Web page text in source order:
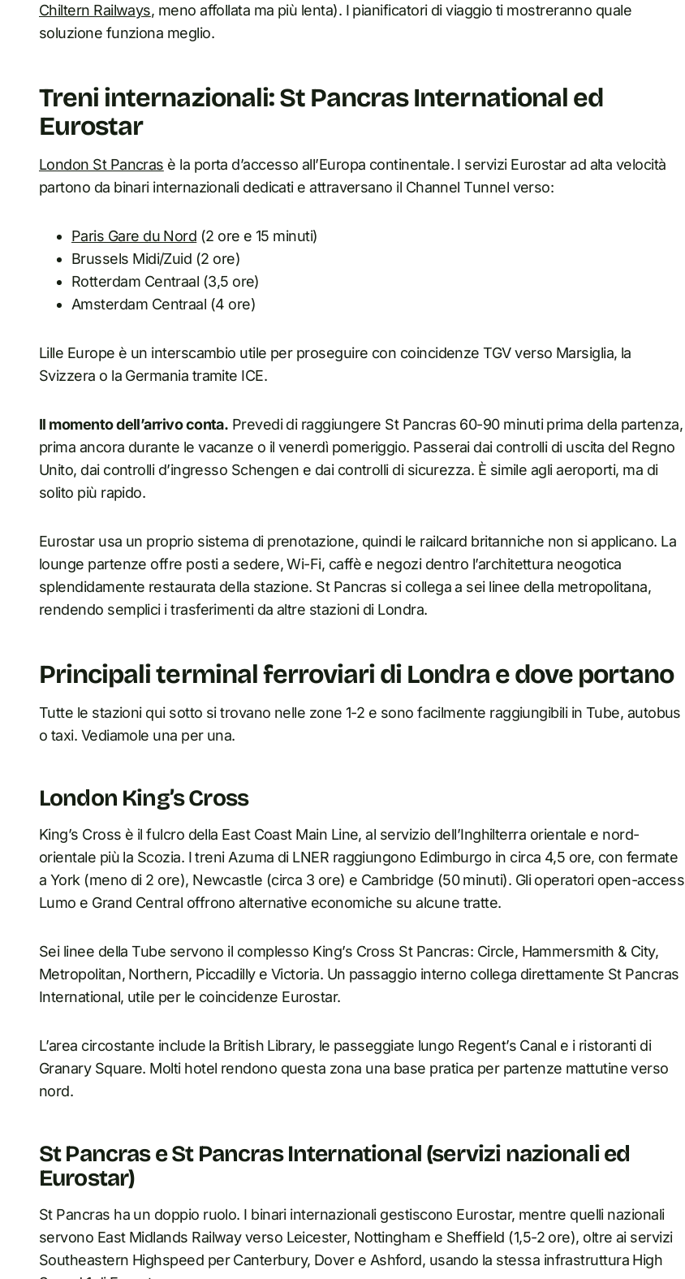
Chiltern Railways, meno affollata ma più lenta). I pianificatori di viaggio ti mostreranno quale
soluzione funziona meglio.
Treni internazionali: St Pancras International ed
Eurostar
London St Pancras è la porta d’accesso all’Europa continentale. I servizi Eurostar ad alta velocità
partono da binari internazionali dedicati e attraversano il Channel Tunnel verso:
Paris Gare du Nord (2 ore e 15 minuti)
Brussels Midi/Zuid (2 ore)
Rotterdam Centraal (3,5 ore)
Amsterdam Centraal (4 ore)
Lille Europe è un interscambio utile per proseguire con coincidenze TGV verso Marsiglia, la
Svizzera o la Germania tramite ICE.
Il momento dell’arrivo conta. Prevedi di raggiungere St Pancras 60-90 minuti prima della partenza,
prima ancora durante le vacanze o il venerdì pomeriggio. Passerai dai controlli di uscita del Regno
Unito, dai controlli d’ingresso Schengen e dai controlli di sicurezza. È simile agli aeroporti, ma di
solito più rapido.
Eurostar usa un proprio sistema di prenotazione, quindi le railcard britanniche non si applicano. La
lounge partenze offre posti a sedere, Wi-Fi, caffè e negozi dentro l’architettura neogotica
splendidamente restaurata della stazione. St Pancras si collega a sei linee della metropolitana,
rendendo semplici i trasferimenti da altre stazioni di Londra.
Principali terminal ferroviari di Londra e dove portano
Tutte le stazioni qui sotto si trovano nelle zone 1-2 e sono facilmente raggiungibili in Tube, autobus
o taxi. Vediamole una per una.
London King’s Cross
King’s Cross è il fulcro della East Coast Main Line, al servizio dell’Inghilterra orientale e nord-
orientale più la Scozia. I treni Azuma di LNER raggiungono Edimburgo in circa 4,5 ore, con fermate
a York (meno di 2 ore), Newcastle (circa 3 ore) e Cambridge (50 minuti). Gli operatori open-access
Lumo e Grand Central offrono alternative economiche su alcune tratte.
Sei linee della Tube servono il complesso King’s Cross St Pancras: Circle, Hammersmith & City,
Metropolitan, Northern, Piccadilly e Victoria. Un passaggio interno collega direttamente St Pancras
International, utile per le coincidenze Eurostar.
L’area circostante include la British Library, le passeggiate lungo Regent’s Canal e i ristoranti di
Granary Square. Molti hotel rendono questa zona una base pratica per partenze mattutine verso
nord.
St Pancras e St Pancras International (servizi nazionali ed
Eurostar)
St Pancras ha un doppio ruolo. I binari internazionali gestiscono Eurostar, mentre quelli nazionali
servono East Midlands Railway verso Leicester, Nottingham e Sheffield (1,5-2 ore), oltre ai servizi
Southeastern Highspeed per Canterbury, Dover e Ashford, usando la stessa infrastruttura High